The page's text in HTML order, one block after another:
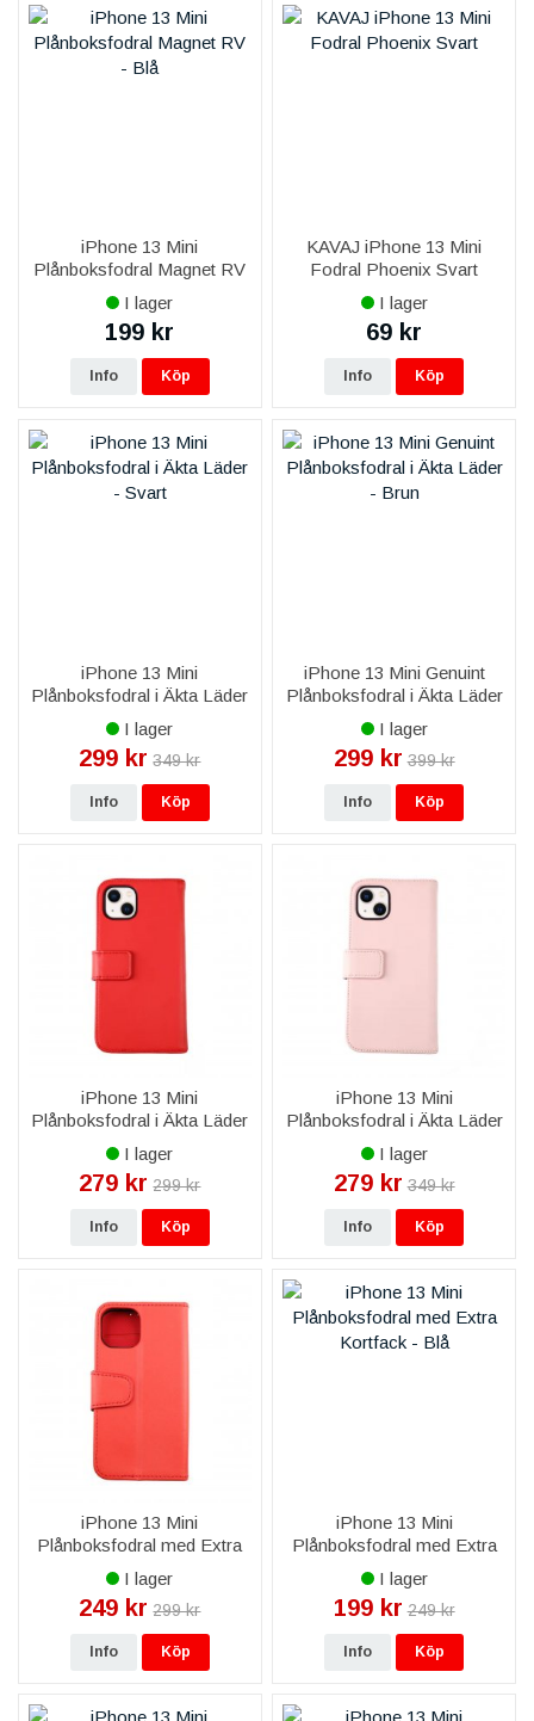
iPhone 13 Mini
Plånboksfodral Magnet RV
- Blå
I lager
199 kr
Info Köp
KAVAJ iPhone 13 Mini
Fodral Phoenix Svart
I lager
69 kr
Info Köp
iPhone 13 Mini
Plånboksfodral i Äkta Läder
- Svart
I lager
299 kr 349 kr
Info Köp
iPhone 13 Mini Genuint
Plånboksfodral i Äkta Läder
- Brun
I lager
299 kr 399 kr
Info Köp
iPhone 13 Mini
Plånboksfodral i Äkta Läder
- Röd
I lager
279 kr 299 kr
Info Köp
iPhone 13 Mini
Plånboksfodral i Äkta Läder
- Rosa
I lager
279 kr 349 kr
Info Köp
iPhone 13 Mini
Plånboksfodral med Extra
Kortfack - Röd
I lager
249 kr 299 kr
Info Köp
iPhone 13 Mini
Plånboksfodral med Extra
Kortfack - Blå
I lager
199 kr 249 kr
Info Köp